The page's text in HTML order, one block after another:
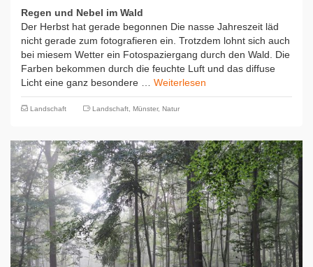
Regen und Nebel im Wald
Der Herbst hat gerade begonnen Die nasse Jahreszeit läd
nicht gerade zum fotografieren ein. Trotzdem lohnt sich auch
bei miesem Wetter ein Fotospaziergang durch den Wald. Die
Farben bekommen durch die feuchte Luft und das diffuse
Licht eine ganz besondere … Weiterlesen
Landschaft Landschaft, Münster, Natur